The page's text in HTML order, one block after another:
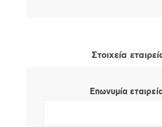
Στοιχεία
Επωνυμία